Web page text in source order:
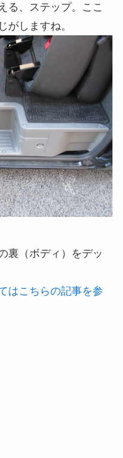
る、ステップ。ここ
がしますね。
裏（ボディ）をデッ
はこちらの記事を参